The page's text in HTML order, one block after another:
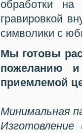
обработки
гравировкой
символики с
Мы готовы
пожеланию
приемлемой
Минимальная